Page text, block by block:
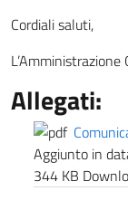
Cordiali saluti,
L’Amministrazione
Allegati:
Aggiunto in
344 KB